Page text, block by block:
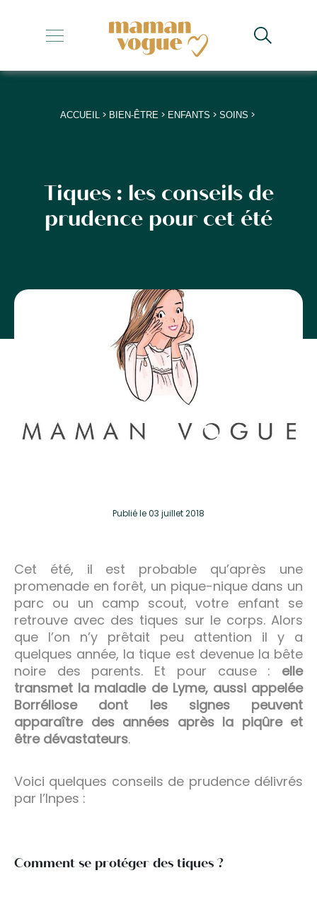
+
+
+
+
ACCUEIL> BIEN-ÊTRE> ENFANTS > SOINS >
Tiques : les conseils de
prudence pour cet été
Publiéle 03 juillet 2018
Cet été, il est probable qu’après une
promenade en forêt, un pique-nique dans un
parc ou un camp scout, votre enfant se
retrouve avec des tiques sur le corps. Alors
que l’on n’y prêtait peu attention il y a
quelques année, la tique est devenue la bête
noire des parents. Et pour cause : elle
transmet la maladie de Lyme, aussi appelée
Borréliose dont les signes peuvent
apparaître des années après la piqûre et
être dévastateurs.
Voici quelques conseils de prudence délivrés
par l’Inpes :
Comment se protéger des tiques ?